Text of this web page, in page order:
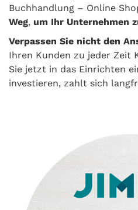
Buchhandlung – Online
Weg, um Ihr Unternehmen
Verpassen Sie nicht den
Ihren Kunden zu jeder Zeit
Sie jetzt in das Einrichten
investieren, zahlt sich